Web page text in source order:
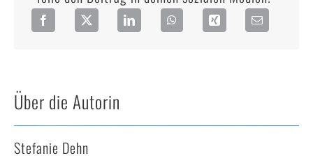
Über die Autorin
Stefanie Dehn